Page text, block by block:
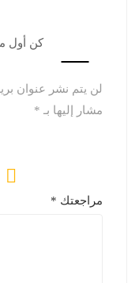
كن أول
لن يتم نشر عنوان
مشار إليها بـ *
مراجعتك *